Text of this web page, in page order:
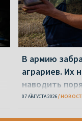
В армию
аграриев. Их
наводить
области
07 АВГУСТА 2026